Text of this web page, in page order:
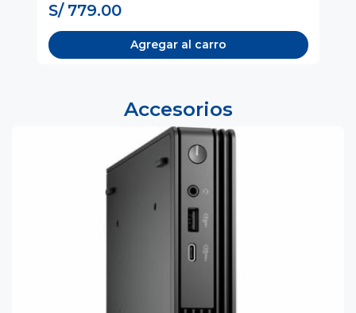
S/ 779.00
Agregar al carro
Accesorios